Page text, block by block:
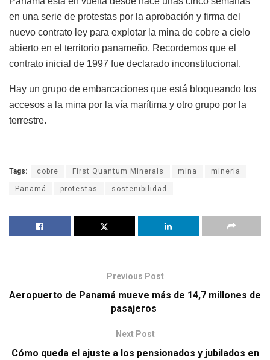
en una serie de protestas por la aprobación y firma del
nuevo contrato ley para explotar la mina de cobre a cielo
abierto en el territorio panameño. Recordemos que el
contrato inicial de 1997 fue declarado inconstitucional.
Hay un grupo de embarcaciones que está bloqueando los
accesos a la mina por la vía marítima y otro grupo por la
terrestre.
Tags: cobre First Quantum Minerals mina mineria
Panamá protestas sostenibilidad
Previous Post
Aeropuerto de Panamá mueve más de 14,7 millones de
pasajeros
Next Post
Cómo queda el ajuste a los pensionados y jubilados en